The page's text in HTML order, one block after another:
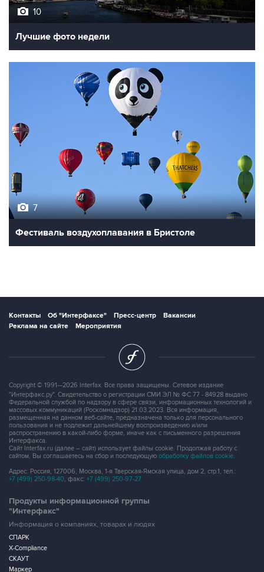
10
Лучшие фото недели
7
Фестиваль воздухоплавания в Бристоле
Контакты Об "Интерфаксе" Пресс-центр
Вакансии
Реклама на сайте
Мероприятия
Copyright © 1991—2026 Interfax. Все права защищены. Сетевое издание
"Интерфакс.ру". Свидетельство о регистрации СМИ ЭЛ № ФС 77 - 84928 выдано
Федеральной службой по надзору в сфере связи, информационных технологий и
массовых коммуникаций (Роскомнадзор) 21.03.2023. Вся информация,
размещенная на данном веб-сайте, предназначена только для персонального
пользования и не подлежит дальнейшему воспроизведению и/или
распространению в какой-либо форме, иначе как с письменного разрешения
Интерфакса.
Сайт Interfax.ru (далее – сайт) использует файлы cookie. Продолжая работу с
сайтом, Вы соглашаетесь на сбор и последующую обработку файлов cookie.
Адрес: Россия, 127006, Москва, 1-я Тверская-Ямская улица, дом 2, стр.1, тел.:
+7 (499) 250-98-40, факс: +7 (499) 250-97-27
Продукты информационной группы
"Интерфакс"
Информация о компаниях, товарах и людях
СПАРК
X-Compliance
СКАУТ
Маркер